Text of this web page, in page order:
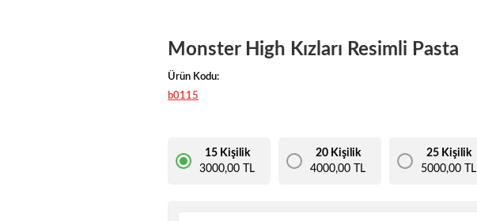
Monster High Kızları Resimli Pasta
Ürün Kodu:
b0115
15 Kişilik
3000,00 TL
20 Kişilik
4000,00 TL
25 Kişilik
5000,00 TL